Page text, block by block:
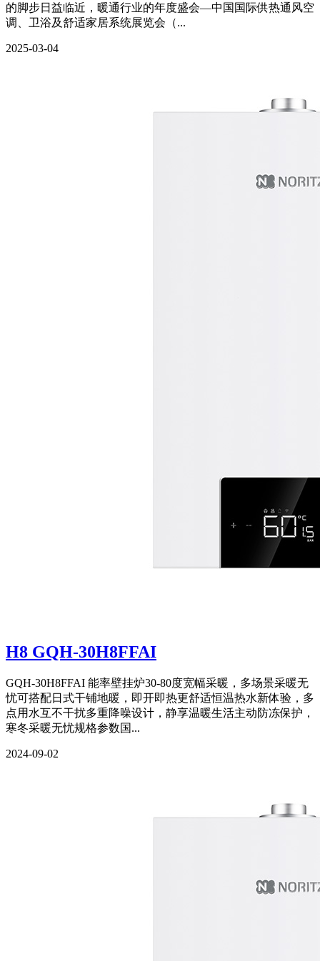
的脚步日益临近，暖通行业的年度盛会—中国国际供热通风空
调、卫浴及舒适家居系统展览会（...
2025-03-04
H8 GQH-30H8FFAI
GQH-30H8FFAI 能率壁挂炉30-80度宽幅采暖，多场景采暖无
忧可搭配日式干铺地暖，即开即热更舒适恒温热水新体验，多
点用水互不干扰多重降噪设计，静享温暖生活主动防冻保护，
寒冬采暖无忧规格参数国...
2024-09-02